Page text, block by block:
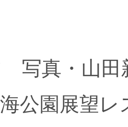
写真・山田
公園展望レ